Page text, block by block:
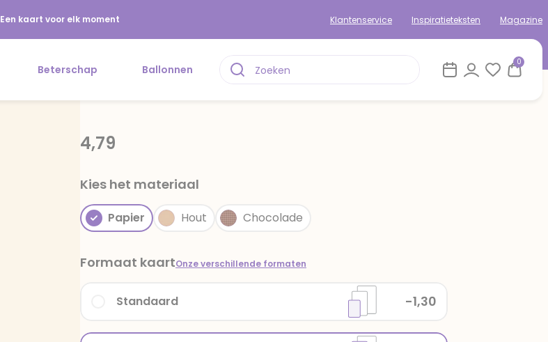
Een kaart voor elk moment Klantenservice Inspiratieteksten Magazine
Beterschap Ballonnen
0
4,79
Kies het materiaal
Papier Hout Chocolade
Formaat kaartOnze verschillende formaten
Standaard -1,30